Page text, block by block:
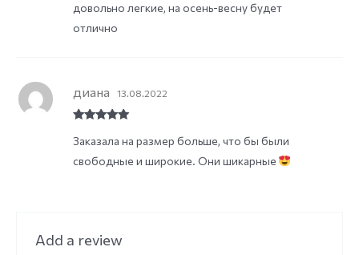
довольно легкие, на осень-весну будет
отлично
of 5
диана 13.08.2022
Заказала на размер больше, что бы были
свободные и широкие. Они шикарные
Add a review